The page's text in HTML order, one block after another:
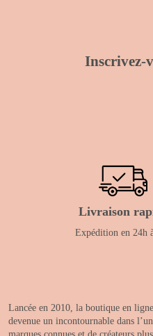
Inscrivez-
Livraison
Expédition en 24h
Lancée en 2010, la boutique en
devenue un incontournable dans